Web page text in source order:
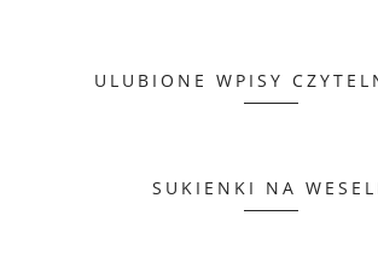
ULUBIONE WPISY
SUKIENKI NA